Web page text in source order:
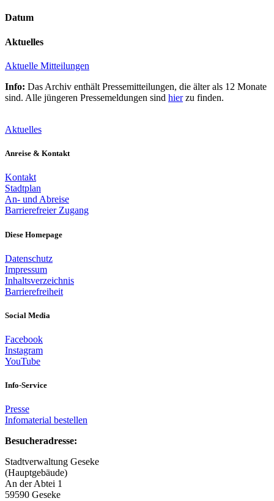
Datum
Aktuelles
Aktuelle Mitteilungen
Info: Das Archiv enthält Pressemitteilungen, die älter als 12 Monate
sind. Alle jüngeren Pressemeldungen sind hierzu finden.
Aktuelles
Anreise & Kontakt
Kontakt
Stadtplan
An- und Abreise
Barrierefreier Zugang
Diese Homepage
Datenschutz
Impressum
Inhaltsverzeichnis
Barrierefreiheit
Social Media
Facebook
Instagram
YouTube
Info-Service
Presse
Infomaterial bestellen
Besucheradresse:
Stadtverwaltung Geseke
(Hauptgebäude)
An der Abtei 1
59590 Geseke